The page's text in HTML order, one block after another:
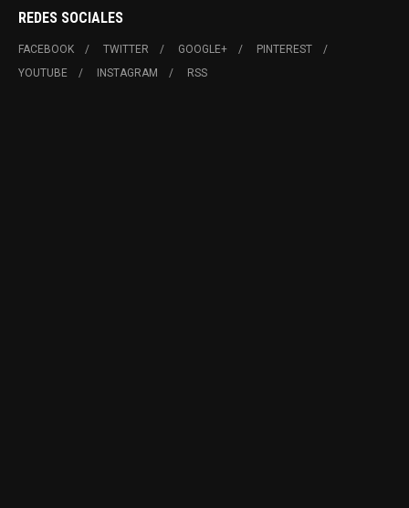
REDES SOCIALES
FACEBOOK TWITTER GOOGLE+
PINTEREST
YOUTUBE
INSTAGRAM RSS